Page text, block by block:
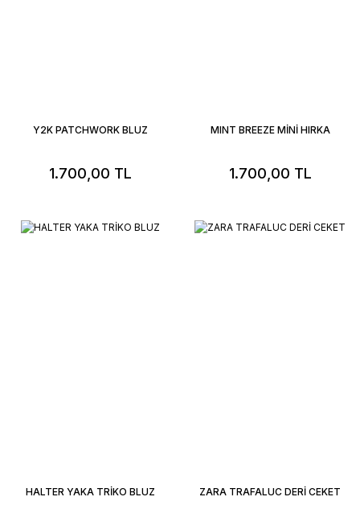
Y2K PATCHWORK BLUZ
1.700,00 TL
MINT BREEZE MİNİ HIRKA
1.700,00 TL
HALTER YAKA TRİKO BLUZ ZARA TRAFALUC DERİ CEKET